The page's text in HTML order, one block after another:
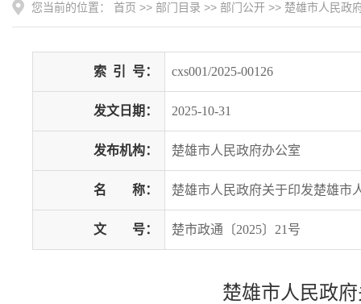
您当前的位置： 首页 >> 部门目录 >> 部门公开 >> 楚雄市人民政
索 引 号： cxs001/2025-00126
发文日期： 2025-10-31
发布机构： 楚雄市人民政府办公室
名 称： 楚雄市人民政府关于印发楚雄市
文 号： 楚市政通〔2025〕21号
楚雄市人民政